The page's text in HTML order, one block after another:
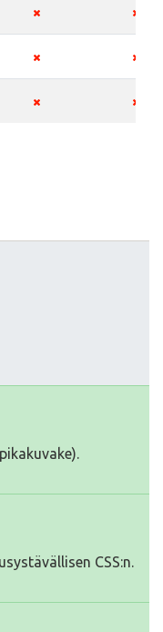
CSS:n.